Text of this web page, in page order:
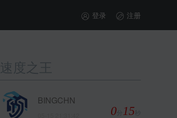
登录 注册
速度之王
0 15秒
BINGCHN